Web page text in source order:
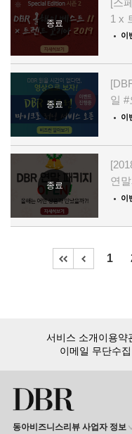
종료
1 x
이
종료
일
이
종료
연
이
1
서비스 소개이용약
이메일 무단수
동아비즈니스리뷰 사업자 정보